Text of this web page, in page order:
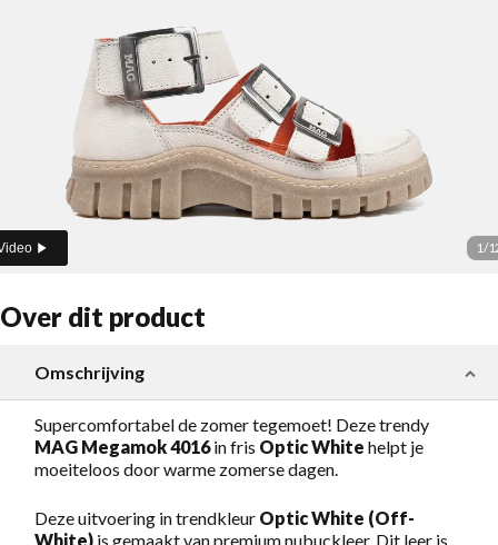
1/
Over dit product
Omschrijving
Supercomfortabel de zomer tegemoet! Deze trendy
MAG Megamok 4016in fris Optic White helpt je
moeiteloos door warme zomerse dagen.
Deze uitvoering in trendkleur Optic White (Off-
White) is gemaakt van premium nubuckleer. Dit leer is